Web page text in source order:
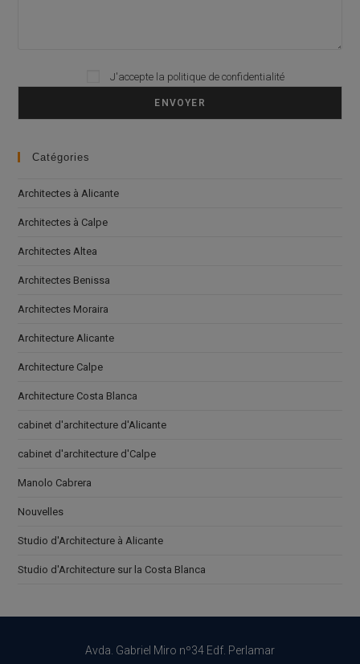
J'accepte la politique de confidentialité
Catégories
Architectes à Alicante
Architectes à Calpe
Architectes Altea
Architectes Benissa
Architectes Moraira
Architecture Alicante
Architecture Calpe
Architecture Costa Blanca
cabinet d'architecture d'Alicante
cabinet d'architecture d'Calpe
Manolo Cabrera
Nouvelles
Studio d'Architecture à Alicante
Studio d'Architecture sur la Costa Blanca
Avda. Gabriel Miro nº34 Edf. Perlamar